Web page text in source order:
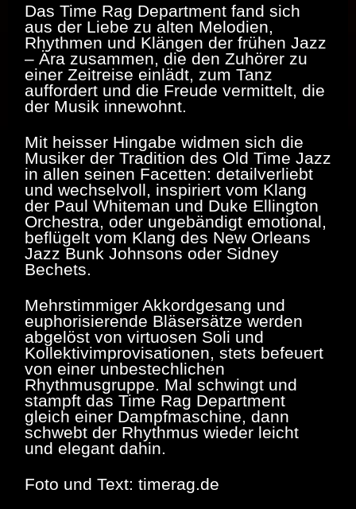
Das Time Rag Department fand sich
aus der Liebe zu alten Melodien,
Rhythmen und Klängen der frühen Jazz
– Ära zusammen, die den Zuhörer zu
einer Zeitreise einlädt, zum Tanz
auffordert und die Freude vermittelt, die
der Musik innewohnt.
Mit heisser Hingabe widmen sich die
Musiker der Tradition des Old Time Jazz
in allen seinen Facetten: detailverliebt
und wechselvoll, inspiriert vom Klang
der Paul Whiteman und Duke Ellington
Orchestra, oder ungebändigt emotional,
beflügelt vom Klang des New Orleans
Jazz Bunk Johnsons oder Sidney
Bechets.
Mehrstimmiger Akkordgesang und
euphorisierende Bläsersätze werden
abgelöst von virtuosen Soli und
Kollektivimprovisationen, stets befeuert
von einer unbestechlichen
Rhythmusgruppe. Mal schwingt und
stampft das Time Rag Department
gleich einer Dampfmaschine, dann
schwebt der Rhythmus wieder leicht
und elegant dahin.
Foto und Text: timerag.de